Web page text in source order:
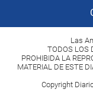
Las
TODOS LOS
PROHIBIDA LA
MATERIAL DE ESTE
Copyright